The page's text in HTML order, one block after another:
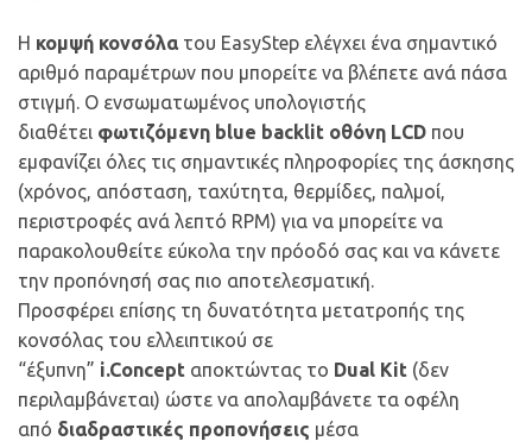
Η κομψή κονσόλα του EasyStep ελέγχει ένα σημαντικό
αριθμό παραμέτρων που μπορείτε να βλέπετε ανά πάσα
στιγμή. O ενσωματωμένος υπολογιστής
διαθέτει φωτιζόμενη blue backlit οθόνη LCD που
εμφανίζει όλες τις σημαντικές πληροφορίες της άσκησης
(χρόνος, απόσταση, ταχύτητα, θερμίδες, παλμοί,
περιστροφές ανά λεπτό RPM) για να μπορείτε να
παρακολουθείτε εύκολα την πρόοδό σας και να κάνετε
την προπόνησή σας πιο αποτελεσματική.
Προσφέρει επίσης τη δυνατότητα μετατροπής της
κονσόλας του ελλειπτικού σε
“έξυπνη” i.Concept αποκτώντας το Dual Kit (δεν
περιλαμβάνεται) ώστε να απολαμβάνετε τα οφέλη
από διαδραστικές προπονήσεις μέσα